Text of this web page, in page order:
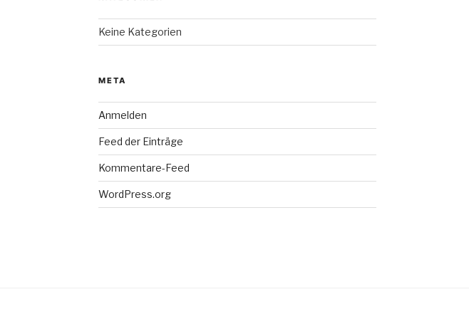
Keine Kategorien
META
Anmelden
Feed der Einträge
Kommentare-Feed
WordPress.org